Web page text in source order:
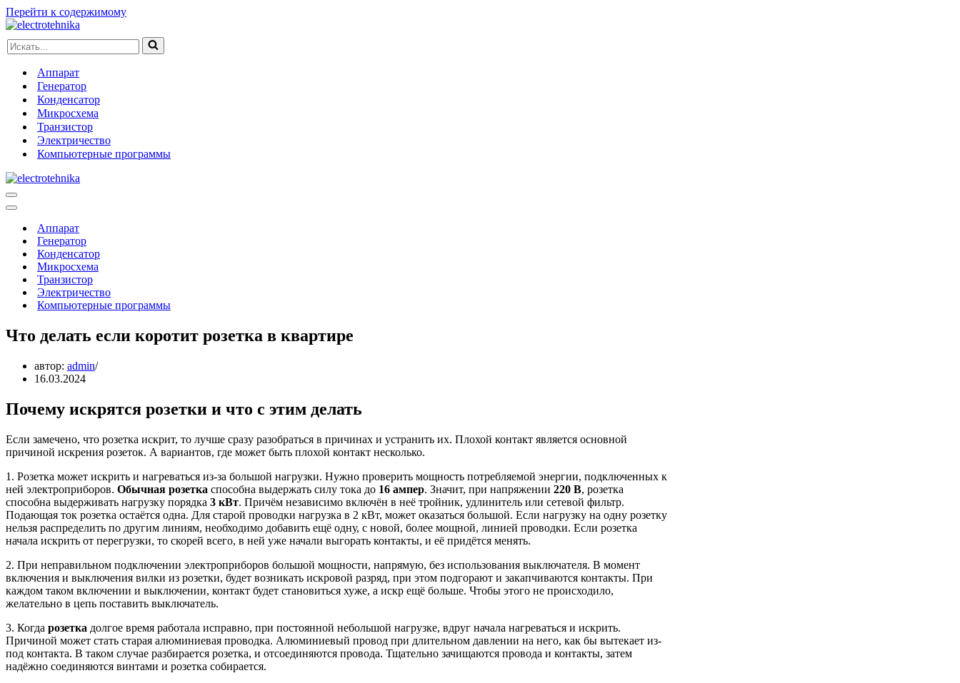
Перейти к содержимому
Искать...
Аппарат
Генератор
Конденсатор
Микросхема
Транзистор
Электричество
Компьютерные программы
Меню
навигации
Меню
навигацииАппарат
Генератор
Конденсатор
Микросхема
Транзистор
Электричество
Компьютерные программы
Что делать если коротит розетка в квартире
автор: admin
16.03.2024
Почему искрятся розетки и что с этим делать
Если замечено, что розетка искрит, то лучше сразу разобраться в причинах и устранить их. Плохой контакт является основной
причиной искрения розеток. А вариантов, где может быть плохой контакт несколько.
1. Розетка может искрить и нагреваться из-за большой нагрузки. Нужно проверить мощность потребляемой энергии, подключенных к
ней электроприборов. Обычная розетка способна выдержать силу тока до 16 ампер. Значит, при напряжении 220 В, розетка
способна выдерживать нагрузку порядка 3 кВт. Причём независимо включён в неё тройник, удлинитель или сетевой фильтр.
Подающая ток розетка остаётся одна. Для старой проводки нагрузка в 2 кВт, может оказаться большой. Если нагрузку на одну розетку
нельзя распределить по другим линиям, необходимо добавить ещё одну, с новой, более мощной, линией проводки. Если розетка
начала искрить от перегрузки, то скорей всего, в ней уже начали выгорать контакты, и её придётся менять.
2. При неправильном подключении электроприборов большой мощности, напрямую, без использования выключателя. В момент
включения и выключения вилки из розетки, будет возникать искровой разряд, при этом подгорают и закапчиваются контакты. При
каждом таком включении и выключении, контакт будет становиться хуже, а искр ещё больше. Чтобы этого не происходило,
желательно в цепь поставить выключатель.
3. Когда розетка долгое время работала исправно, при постоянной небольшой нагрузке, вдруг начала нагреваться и искрить.
Причиной может стать старая алюминиевая проводка. Алюминиевый провод при длительном давлении на него, как бы вытекает из-
под контакта. В таком случае разбирается розетка, и отсоединяются провода. Тщательно зачищаются провода и контакты, затем
надёжно соединяются винтами и розетка собирается.